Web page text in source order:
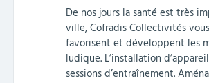
De nos jours la santé est très
ville, Cofradis Collectivités
favorisent et développent les
ludique. L’installation
sessions d’entraînement.